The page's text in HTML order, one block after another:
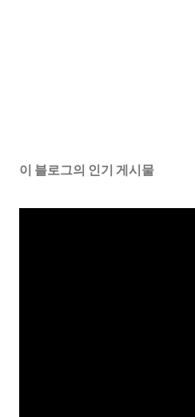
이 블로그의 인기 게시물